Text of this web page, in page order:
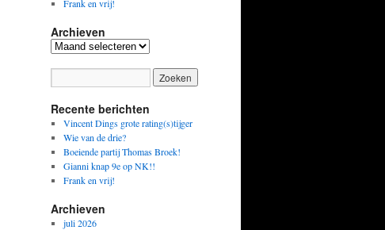
Frank en vrij!
Archieven
Archieven
Recente berichten
Vincent Dings grote rating(s)tijger
Wie van de drie?
Boeiende partij Thomas Broek!
Gianni knap 9e op NK!!
Frank en vrij!
Archieven
juli 2026